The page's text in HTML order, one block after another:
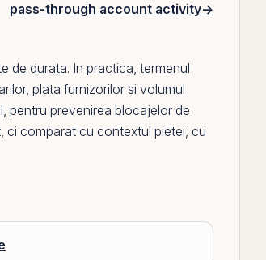
pass-through account activity→
de durata. In practica, termenul
plata furnizorilor si volumul
pentru prevenirea blocajelor de
ci comparat cu contextul pietei, cu